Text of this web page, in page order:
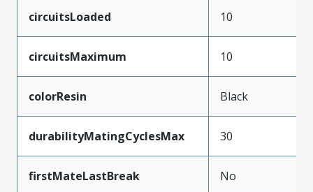
circuitsLoaded 10
circuitsMaximum 10
colorResin Black
durabilityMatingCyclesMax 30
firstMateLastBreak No